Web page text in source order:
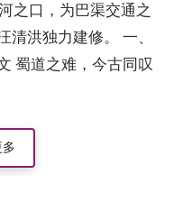
之口，为巴渠交通之
洪独力建修。 一、
蜀道之难，今古同叹